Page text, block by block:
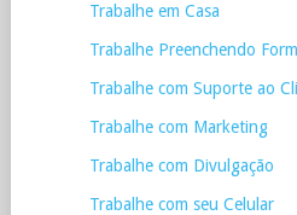
Trabalhe em Casa
Trabalhe Preenchendo
Trabalhe com Suporte ao
Trabalhe com Marketing
Trabalhe com Divulgação
Trabalhe com seu Celular